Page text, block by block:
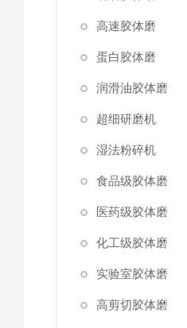
高速胶体磨
蛋白胶体磨
润滑油胶体磨
超细研磨机
湿法粉碎机
食品级胶体磨
医药级胶体磨
化工级胶体磨
实验室胶体磨
高剪切胶体磨